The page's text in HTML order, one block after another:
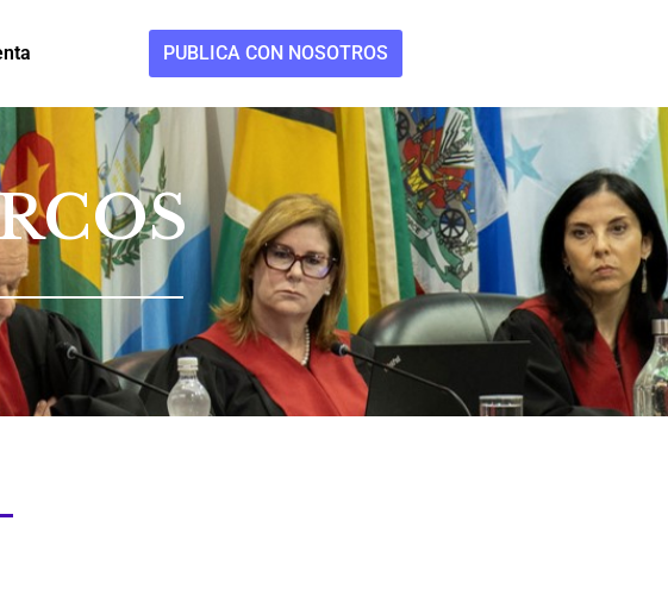
PUBLICA CON NOSOTROS